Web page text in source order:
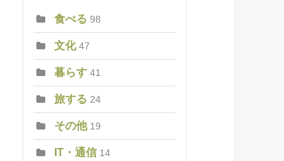
食べる 98
文化 47
暮らす 41
旅する 24
その他 19
IT・通信 14